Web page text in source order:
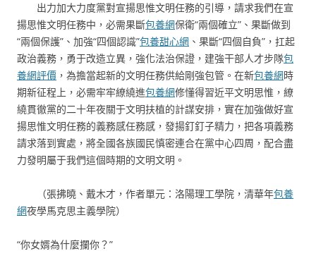
出力加大力度黨對宣揚思惟文明任務的引導，請求我們在宣
揚思惟文明任務中，必需果斷包養網保衛“兩個確立”、果斷做到
“兩個保護”、加強“四個認識”包養甜心網 、果斷“四個自負”，扛起
政治義務，勇于改造立異，強化法治保證，建強干部人才步隊包
養網評價 ，為擔當起新的文明任務供給剛強包管。在新包養網時
期新征程上，必需牢牢繚繞進包養網修懂得習近平文明思惟，繚
繞貫徹黨的二十年夜關于文明扶植的計謀安排，實在加強做好宣
揚思惟文明任務的義務感任務感，發揚釘釘子精力，把各項義務
請求落到實處，將全國各族國民慎密連合在黨中心四周，配合盡
力發明屬于我們這個時期的文明文明。
（張拂曉、戴木才，作者單元：洛陽理工學院，清華年包養
網夜學馬克思主義學院）
“你女婿為什麼攔你？”